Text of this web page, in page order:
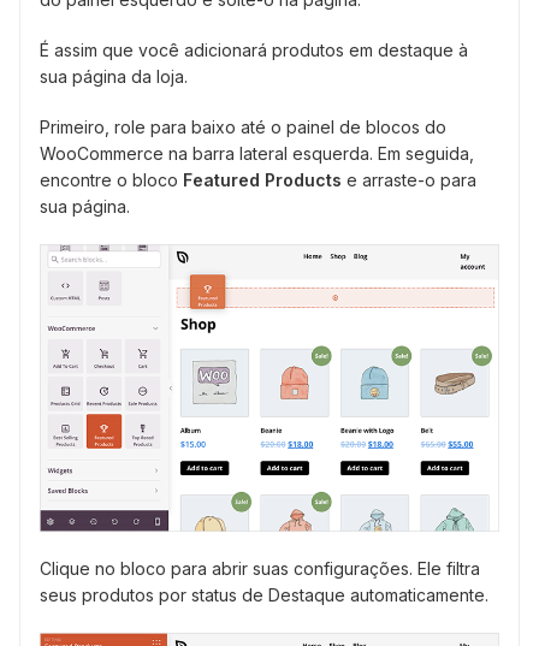
É assim que você adicionará produtos em destaque à
sua página da loja.
Primeiro, role para baixo até o painel de blocos do
WooCommerce na barra lateral esquerda. Em seguida,
encontre o bloco Featured Products e arraste-o para
sua página.
Clique no bloco para abrir suas configurações. Ele filtra
seus produtos por status de Destaque automaticamente.